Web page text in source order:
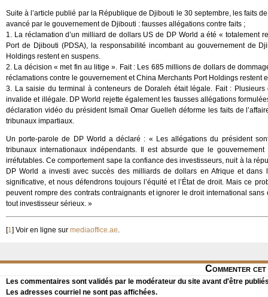
Suite à l’article publié par la République de Djibouti le 30 septembre, les faits
avancé par le gouvernement de Djibouti : fausses allégations contre faits ;
1. La réclamation d’un milliard de dollars US de DP World a été « totalement
Port de Djibouti (PDSA), la responsabilité incombant au gouvernement de
Holdings restent en suspens.
2. La décision « met fin au litige ». Fait : Les 685 millions de dollars de
réclamations contre le gouvernement et China Merchants Port Holdings restent
3. La saisie du terminal à conteneurs de Doraleh était légale. Fait :
invalide et illégale. DP World rejette également les fausses allégations
déclaration vidéo du président Ismaïl Omar Guelleh déforme les faits de
tribunaux impartiaux.
Un porte-parole de DP World a déclaré : « Les allégations du président
tribunaux internationaux indépendants. Il est absurde que le
irréfutables. Ce comportement sape la confiance des investisseurs, nuit à la
DP World a investi avec succès des milliards de dollars en Afrique et
significative, et nous défendrons toujours l’équité et l’État de droit. Mais ce
peuvent rompre des contrats contraignants et ignorer le droit international
tout investisseur sérieux. »
[1] Voir en ligne sur mediaoffice.ae.
Commenter
Les commentaires sont validés par le modérateur du site avant d'être
Les adresses courriel ne sont pas affichées.